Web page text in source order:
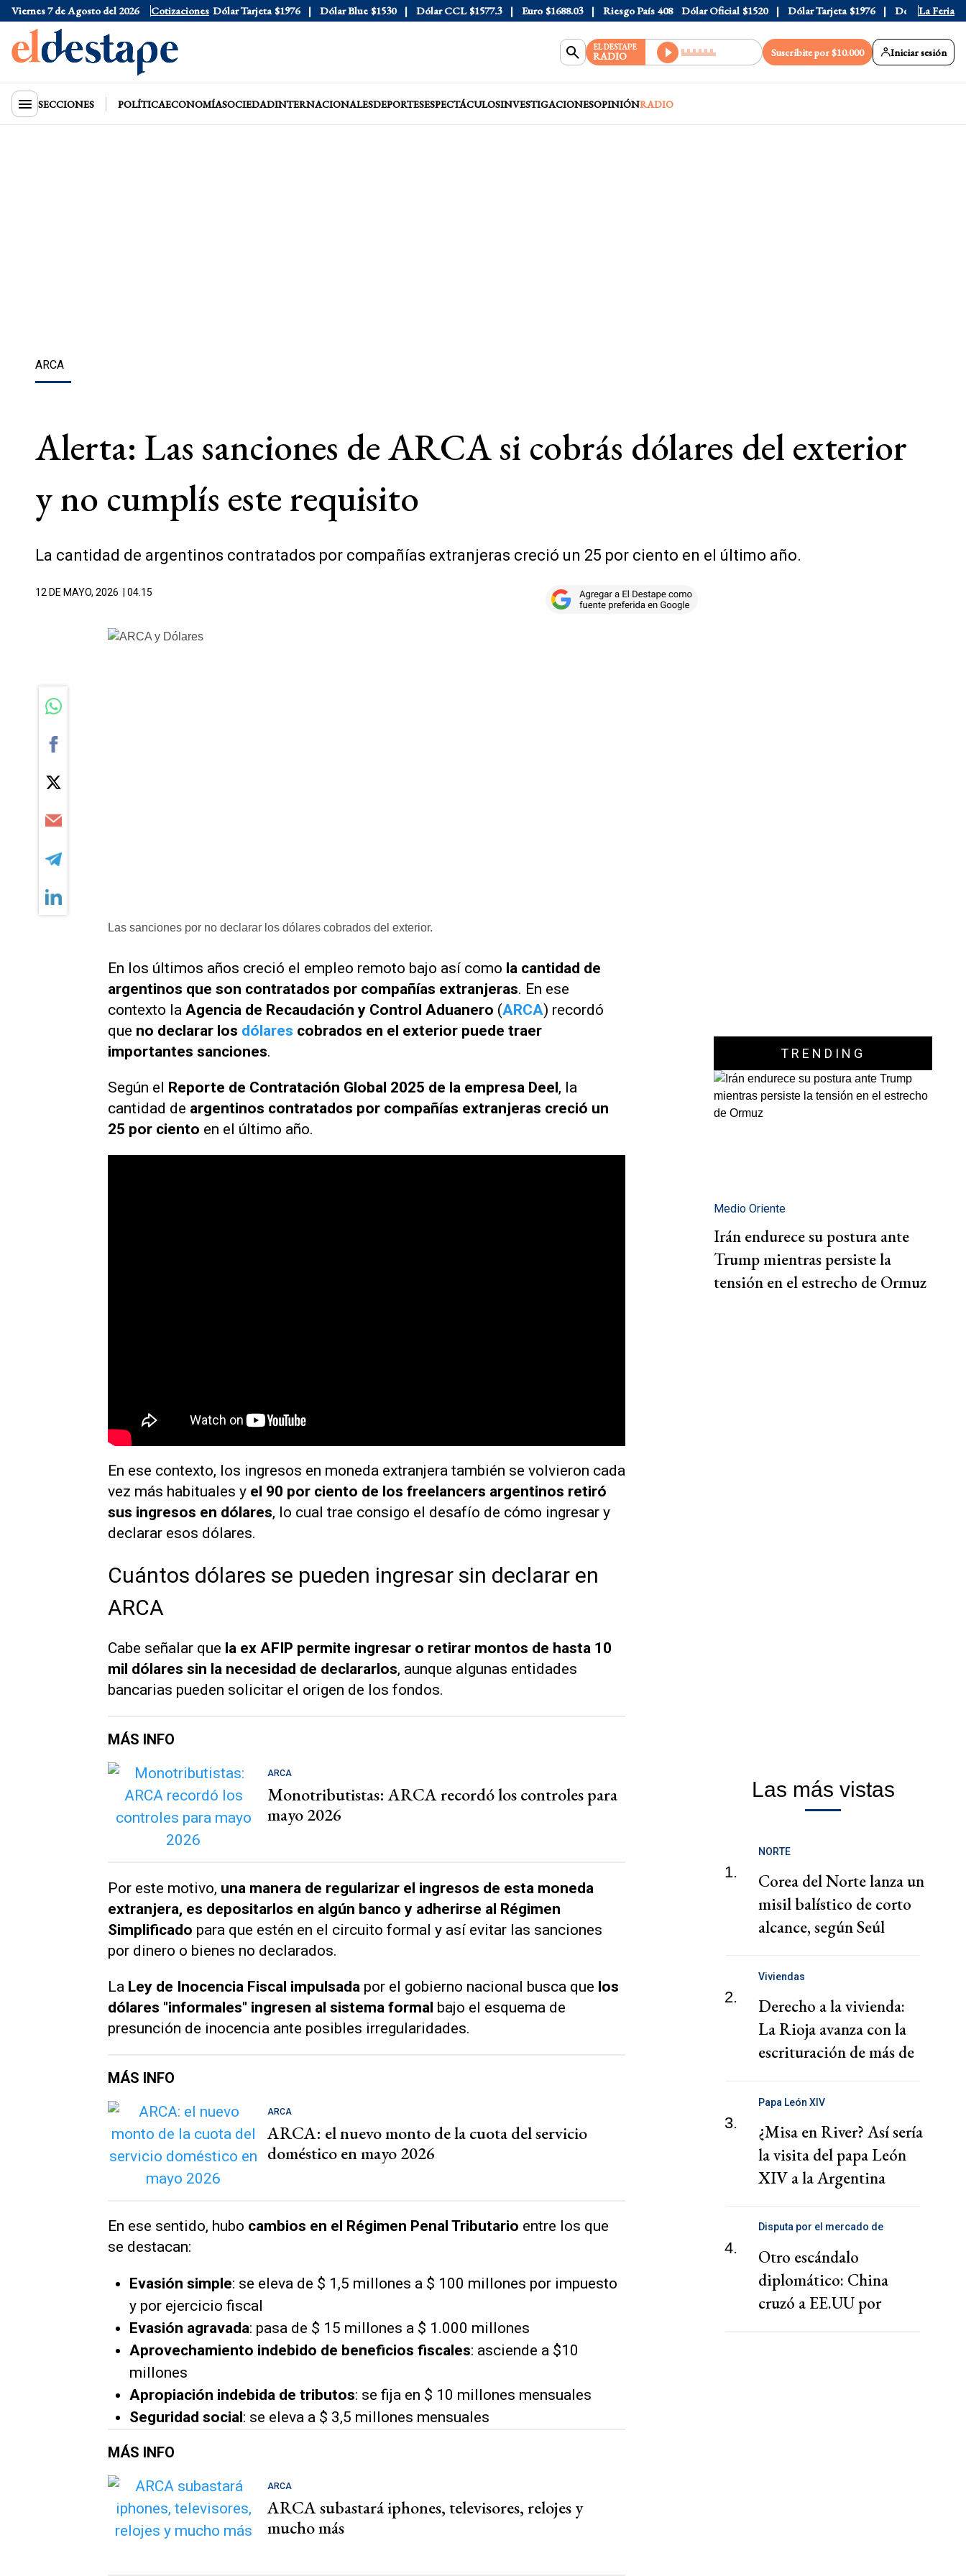
Viernes 7 de Agosto del 2026 Cotizaciones
Dólar Oficial $1520 Dólar Tarjeta $1976 Dólar Blue $1530 Dólar CCL $1577.3 Euro $1688.03 Riesgo País 408 Dólar Oficial $1520 Dólar Tarjeta $1976 Dólar Blue $1530
La Feria
EL DESTAPE
RADIO Suscribite por $10.000 Iniciar sesión
SECCIONES POLÍTICAECONOMÍASOCIEDADINTERNACIONALESDEPORTESESPECTÁCULOSINVESTIGACIONESOPINIÓNRADIO
ARCA
Alerta: Las sanciones de ARCA si cobrás dólares del exterior
y no cumplís este requisito
La cantidad de argentinos contratados por compañías extranjeras creció un 25 por ciento en el último año.
12 DE MAYO, 2026 | 04.15
Las sanciones por no declarar los dólares cobrados del exterior.
En los últimos años creció el empleo remoto bajo así como la cantidad de
argentinos que son contratados por compañías extranjeras. En ese
contexto la Agencia de Recaudación y Control Aduanero (ARCA) recordó
que no declarar los dólares cobrados en el exterior puede traer
importantes sanciones.
Según el Reporte de Contratación Global 2025 de la empresa Deel, la
cantidad de argentinos contratados por compañías extranjeras creció un
25 por ciento en el último año.
En ese contexto, los ingresos en moneda extranjera también se volvieron cada
vez más habituales y el 90 por ciento de los freelancers argentinos retiró
sus ingresos en dólares, lo cual trae consigo el desafío de cómo ingresar y
declarar esos dólares.
Cuántos dólares se pueden ingresar sin declarar en
ARCA
Cabe señalar que la ex AFIP permite ingresar o retirar montos de hasta 10
mil dólares sin la necesidad de declararlos, aunque algunas entidades
bancarias pueden solicitar el origen de los fondos.
MÁS INFO
ARCA
Monotributistas: ARCA recordó los controles para
mayo 2026
Por este motivo, una manera de regularizar el ingresos de esta moneda
extranjera, es depositarlos en algún banco y adherirse al Régimen
Simplificado para que estén en el circuito formal y así evitar las sanciones
por dinero o bienes no declarados.
La Ley de Inocencia Fiscal impulsada por el gobierno nacional busca que los
dólares "informales" ingresen al sistema formal bajo el esquema de
presunción de inocencia ante posibles irregularidades.
MÁS INFO
ARCA
ARCA: el nuevo monto de la cuota del servicio
doméstico en mayo 2026
En ese sentido, hubo cambios en el Régimen Penal Tributario entre los que
se destacan:
Evasión simple: se eleva de $ 1,5 millones a $ 100 millones por impuesto
y por ejercicio fiscal
Evasión agravada: pasa de $ 15 millones a $ 1.000 millones
Aprovechamiento indebido de beneficios fiscales: asciende a $10
millones
Apropiación indebida de tributos: se fija en $ 10 millones mensuales
Seguridad social: se eleva a $ 3,5 millones mensuales
MÁS INFO
ARCA
ARCA subastará iphones, televisores, relojes y
mucho más
TRENDING
Medio Oriente
Irán endurece su postura ante
Trump mientras persiste la
tensión en el estrecho de Ormuz
Las más vistas
1.
NORTE
Corea del Norte lanza un
misil balístico de corto
alcance, según Seúl
2.
Viviendas
Derecho a la vivienda:
La Rioja avanza con la
escrituración de más de
3.
Papa León XIV
¿Misa en River? Así sería
la visita del papa León
XIV a la Argentina
4.
Disputa por el mercado de
Otro escándalo
diplomático: China
cruzó a EE.UU por